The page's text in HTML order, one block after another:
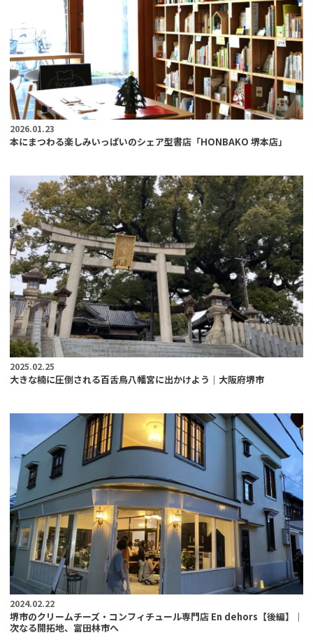
2026.01.23
本にまつわる楽しみいっぱいのシェア型書店「HONBAKO 堺本店」
2025.02.25
大きな楠に圧倒される百舌鳥八幡宮に出かけよう｜大阪府堺市
2024.02.22
堺市のクリームチーズ・コンフィチュール専門店 En dehors【後編】｜
次なる開拓地、富田林市へ